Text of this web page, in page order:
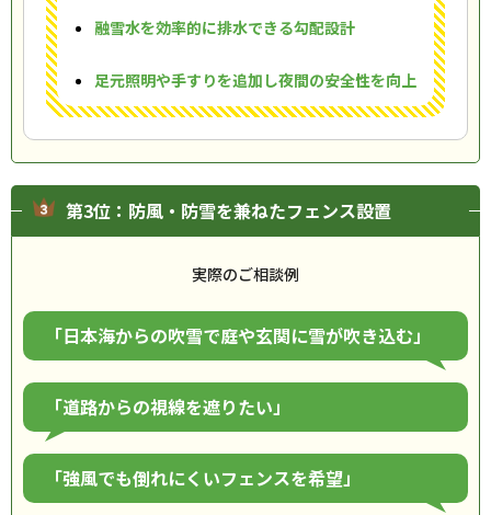
融雪水を効率的に排水できる勾配設計
足元照明や手すりを追加し夜間の安全性を向上
第3位：防風・防雪を兼ねたフェンス設置
実際のご相談例
「日本海からの吹雪で庭や玄関に雪が吹き込む」
「道路からの視線を遮りたい」
「強風でも倒れにくいフェンスを希望」